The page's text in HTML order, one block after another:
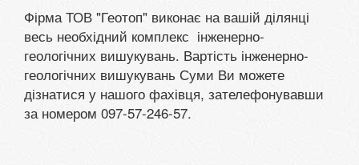
Фірма ТОВ "Геотоп" виконає на вашій ділянці
весь необхідний комплекс інженерно-
геологічних вишукувань. Вартість інженерно-
геологічних вишукувань Суми Ви можете
дізнатися у нашого фахівця, зателефонувавши
за номером 097-57-246-57.